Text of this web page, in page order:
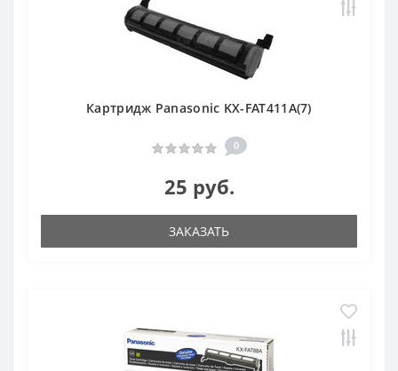
Картридж Panasonic KX-FAT411A(7)
0
25 руб.
ЗАКАЗАТЬ